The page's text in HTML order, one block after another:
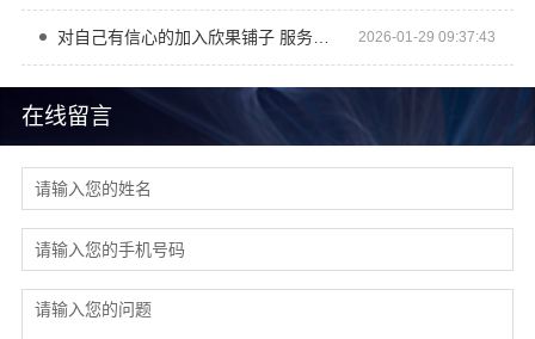
在线留言
对自己有信心的加入欣果铺子 服务完善轻松经营 2026-01-29 09:37:43